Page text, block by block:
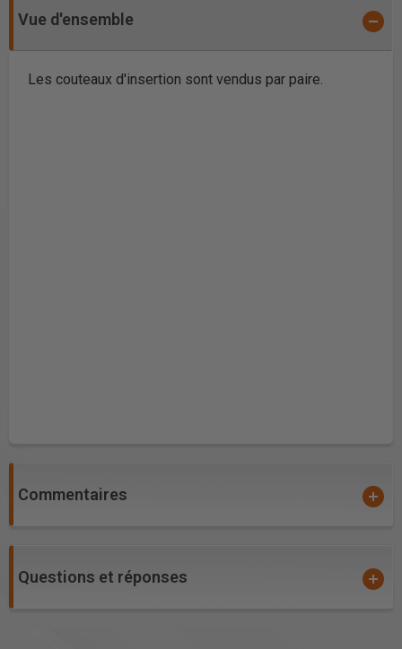
Vue d'ensemble
Les couteaux d'insertion sont vendus par paire.
Commentaires
Questions et réponses